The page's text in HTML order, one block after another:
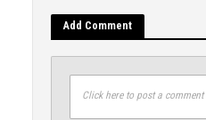
Add Comment
Click here to post a comment